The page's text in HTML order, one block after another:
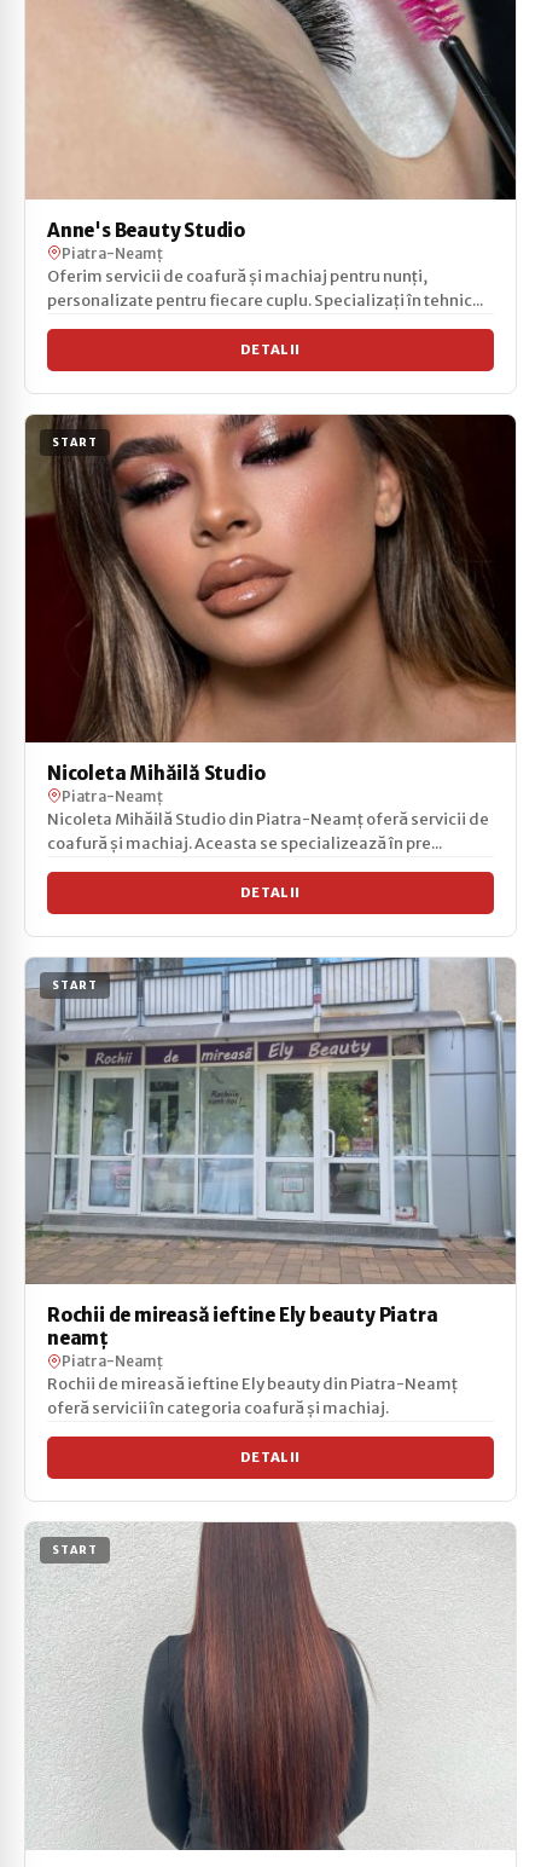
Anne's Beauty Studio
Piatra-Neamț
Oferim servicii de coafură și machiaj pentru nunți,
personalizate pentru fiecare cuplu. Specializați în tehnic...
DETALII
START
Nicoleta Mihăilă Studio
Piatra-Neamț
Nicoleta Mihăilă Studio din Piatra-Neamț oferă servicii de
coafură și machiaj. Aceasta se specializează în pre...
DETALII
START
Rochii de mireasă ieftine Ely beauty Piatra
neamț
Piatra-Neamț
Rochii de mireasă ieftine Ely beauty din Piatra-Neamț
oferă servicii în categoria coafură și machiaj.
DETALII
START